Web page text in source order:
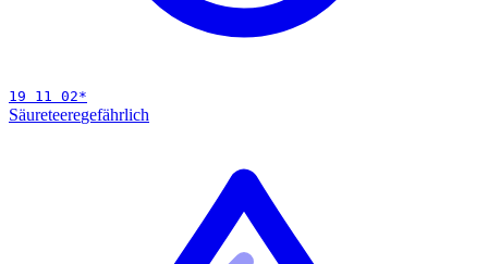
19 11 02*
Säureteeregefährlich